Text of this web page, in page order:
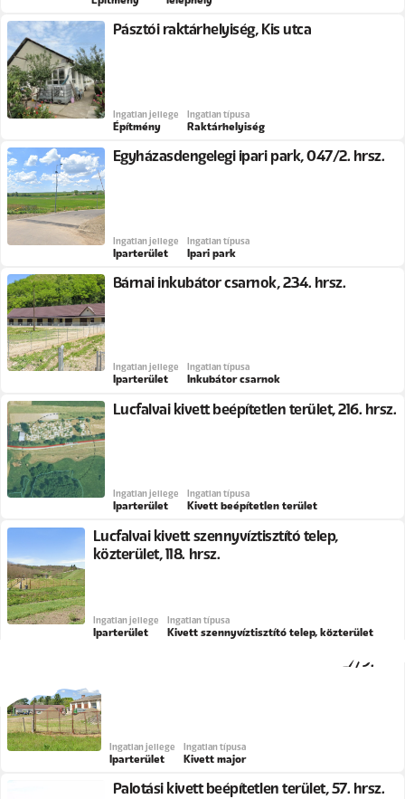
Pásztói raktárhelyiség, Kis utca
Ingatlan jellege
Építmény
Ingatlan típusa
Raktárhelyiség
Egyházasdengelegi ipari park, 047/2. hrsz.
Ingatlan jellege
Iparterület
Ingatlan típusa
Ipari park
Bárnai inkubátor csarnok, 234. hrsz.
Ingatlan jellege
Iparterület
Ingatlan típusa
Inkubátor csarnok
Lucfalvai kivett beépítetlen terület, 216. hrsz.
Ingatlan jellege
Iparterület
Ingatlan típusa
Kivett beépítetlen terület
Lucfalvai kivett szennyvíztisztító telep,
közterület, 118. hrsz.
Ingatlan jellege
Iparterület
Ingatlan típusa
Kivett szennyvíztisztító telep, közterület
Palotási kivett major, Ifjúság utca, 0127/9.
Ingatlan jellege
Iparterület
Ingatlan típusa
Kivett major
Palotási kivett beépítetlen terület, 57. hrsz.